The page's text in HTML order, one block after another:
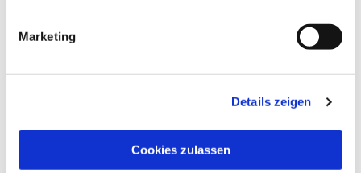
Marketing
Details zeigen
Cookies zulassen